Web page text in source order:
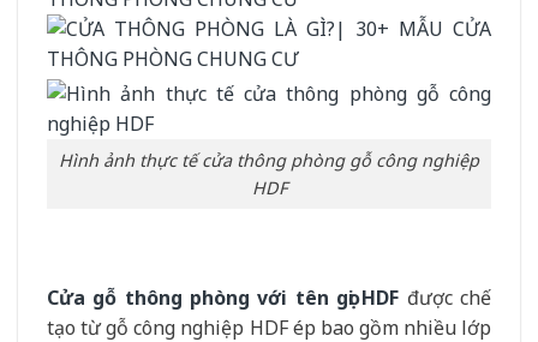
Hình ảnh thực tế cửa thông phòng gỗ công nghiệp
HDF
Cửa gỗ thông phòng với tên gọi HDF được chế
tạo từ gỗ công nghiệp HDF ép bao gồm nhiều lớp